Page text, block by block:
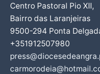
Centro Pastoral Pio XII,
Bairro das Laranjeiras
9500-294 Ponta
+351912507980